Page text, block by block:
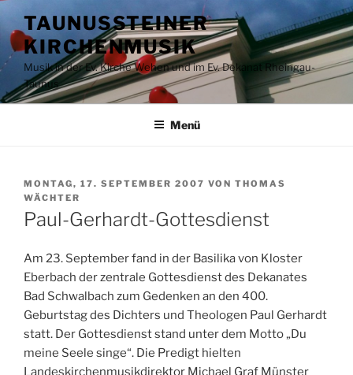
Inhalt
springen
TAUNUSSTEINER
KIRCHENMUSIK
Musik in der Ev. Kirche Wehen und im Ev. Dekanat Rheingau-
Taunus
Menü
VERÖFFENTLICHT
AM
MONTAG, 17. SEPTEMBER 2007 VON THOMAS
WÄCHTER
Paul-Gerhardt-Gottesdienst
Am 23. September fand in der Basilika von Kloster
Eberbach der zentrale Gottesdienst des Dekanates
Bad Schwalbach zum Gedenken an den 400.
Geburtstag des Dichters und Theologen Paul Gerhardt
statt. Der Gottesdienst stand unter dem Motto „Du
meine Seele singe“. Die Predigt hielten
Landeskirchenmusikdirektor Michael Graf Münster